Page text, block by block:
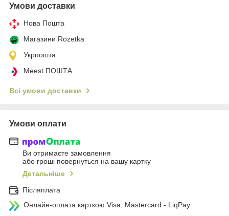
Умови доставки
Нова Пошта
Магазини Rozetka
Укрпошта
Meest ПОШТА
Всі умови доставки
Умови оплати
Ви отримаєте замовлення
або гроші повернуться на вашу картку
Детальніше
Післяплата
Онлайн-оплата карткою Visa, Mastercard - LiqPay